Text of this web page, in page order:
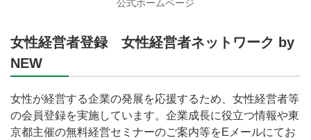
公式ホームページ
女性経営者登録 女性経営者ネットワーク by
NEW
女性が経営する企業の発展を応援するため、女性経営者等
の会員登録を実施しています。企業成長に役立つ情報や東
京都主催の無料経営セミナーのご案内等をEメールにてお